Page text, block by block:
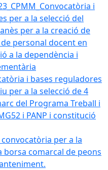
i
per a la selecció del
per a la creació de
personal docent en
a la dependència i
i bases reguladores
per a la selecció de 4
del Programa Treball i
i PANP i constitució
convocatòria per a la
comarcal de peons